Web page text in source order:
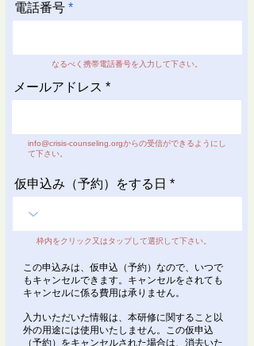
電話番号
なるべく携帯電話番号を入力して下さい。
メールアドレス
info@crisis-counseling.orgからの受信ができるようにし
て下さい。
仮申込み（予約）をする日
枠内をクリック又はタップして選択して下さい。
この申込みは、仮申込（予約）なので、いつで
もキャンセルできます。キャンセルをされても
キャンセルに係る費用は承りません。
入力いただいた情報は、本研修に関すること以
外の用途には使用いたしません。この仮申込
（予約）をキャンセルされた場合は、消去いた